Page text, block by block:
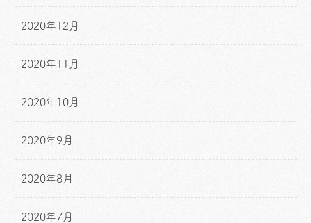
2020年12月
2020年11月
2020年10月
2020年9月
2020年8月
2020年7月